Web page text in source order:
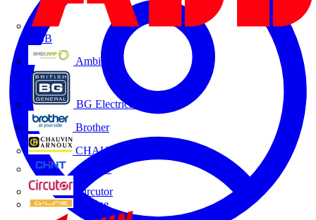
ABB
Ambilamp
BG Electrical
Brother
CHAUVIN ARNOUX
CHINT
Circutor
D-Line